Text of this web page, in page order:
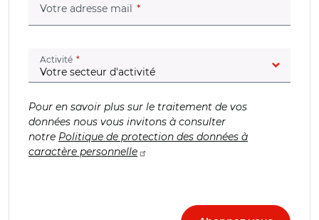
Votre adresse mail (champ obligatoire)
Activité (champ obligatoire)
Pour en savoir plus sur le traitement de vos
données nous vous invitons à consulter
notre Politique de protection des données à
caractère personnelle